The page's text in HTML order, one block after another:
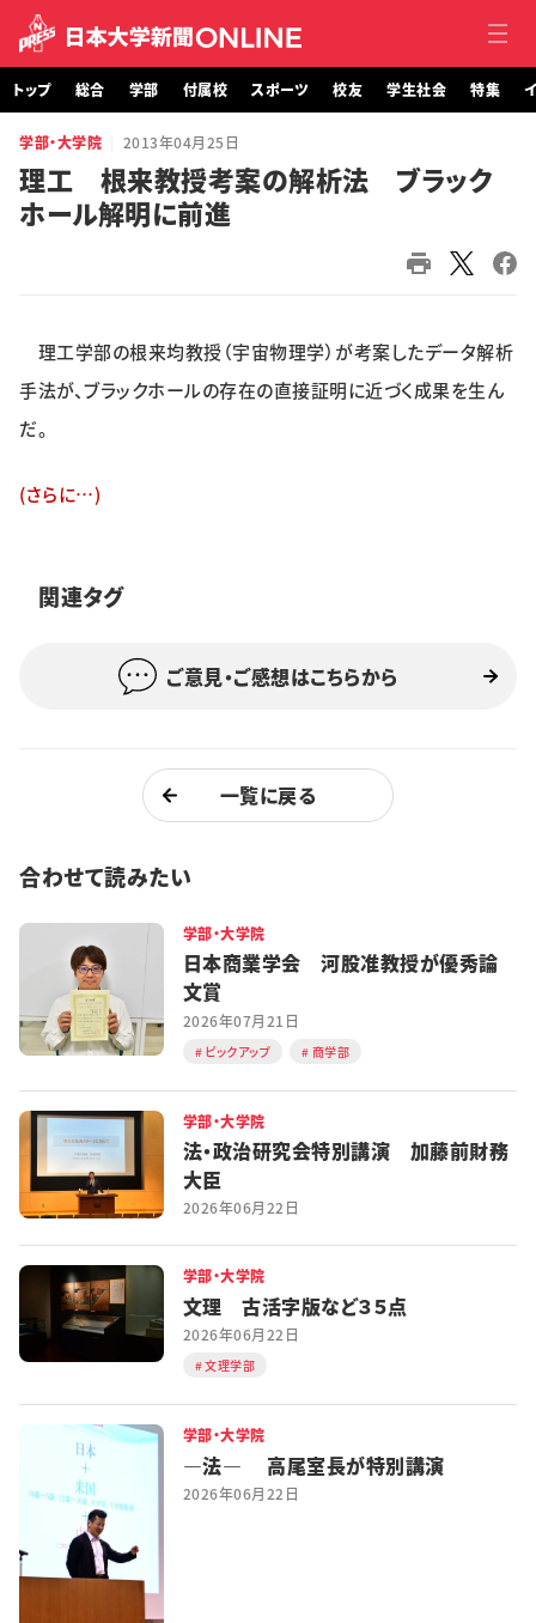
トップ
総合
スポーツ
学生社会
学生記者募集 お問い合わせ
トップ 総合 学部 付属校 スポーツ 校友 学生社会 特集
学部・大学院 2013年04月25日
理工 根来教授考案の解析法 ブラック
ホール解明に前進
理工学部の根来均教授（宇宙物理学）が考案したデータ解析
手法が、ブラックホールの存在の直接証明に近づく成果を生ん
だ。
(さらに…)
関連タグ
ご意見・ご感想はこちらから
一覧に戻る
合わせて読みたい
学部・大学院
日本商業学会 河股准教授が優秀論
文賞
2026年07月21日
ピックアップ 商学部
学部・大学院
法・政治研究会特別講演 加藤前財務
大臣
2026年06月22日
学部・大学院
文理 古活字版など３５点
2026年06月22日
文理学部
学部・大学院
―法― 高尾室長が特別講演
2026年06月22日